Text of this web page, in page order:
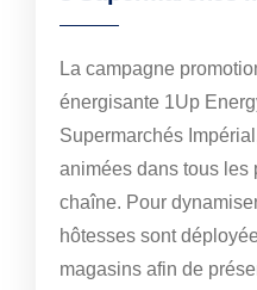
La campagne
énergisante 1Up
Supermarchés
animées dans tous les
chaîne. Pour
hôtesses sont
magasins afin de